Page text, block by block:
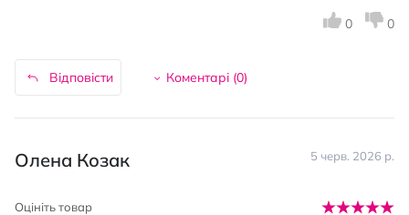
Відповісти Коментарі (0)
0 0
Олена Козак 5 черв. 2026 р.
Оцініть товар